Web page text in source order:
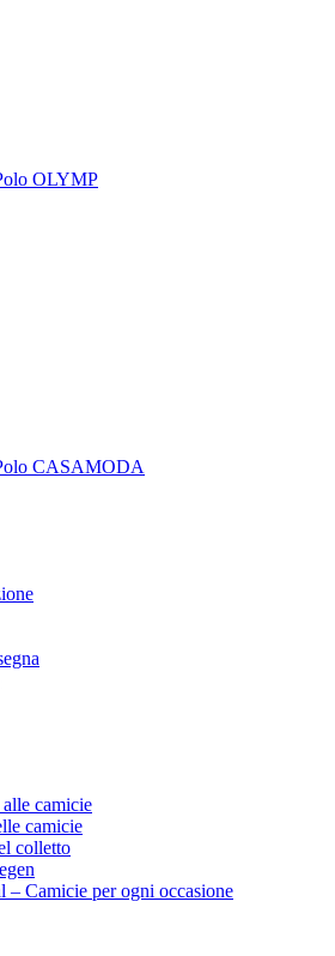
OLYMP
CASAMODA
camicie
camicie
colletto
– Camicie per ogni occasione